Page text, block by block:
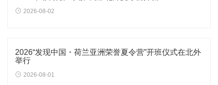
2026-08-02
2026“发现中国・荷兰亚洲荣誉夏令营”开班仪式在北外
举行
2026-08-01